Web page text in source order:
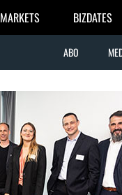
MARKETS BIZDATES
ABO